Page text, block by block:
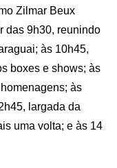
Zilmar Beux
das 9h30, reunindo
às 10h45,
boxes e shows; às
às
largada da
uma volta; e às 14